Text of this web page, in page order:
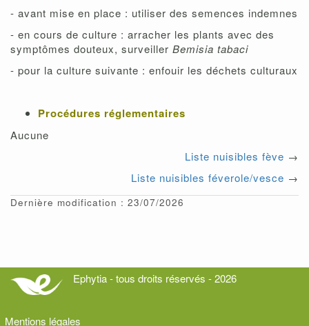
- avant mise en place : utiliser des semences indemnes
- en cours de culture : arracher les plants avec des
symptômes douteux, surveiller Bemisia tabaci
- pour la culture suivante : enfouir les déchets culturaux
Procédures réglementaires
Aucune
Liste nuisibles fève →
Liste nuisibles féverole/vesce →
Dernière modification : 23/07/2026
Ephytia - tous droits réservés - 2026
Mentions légales